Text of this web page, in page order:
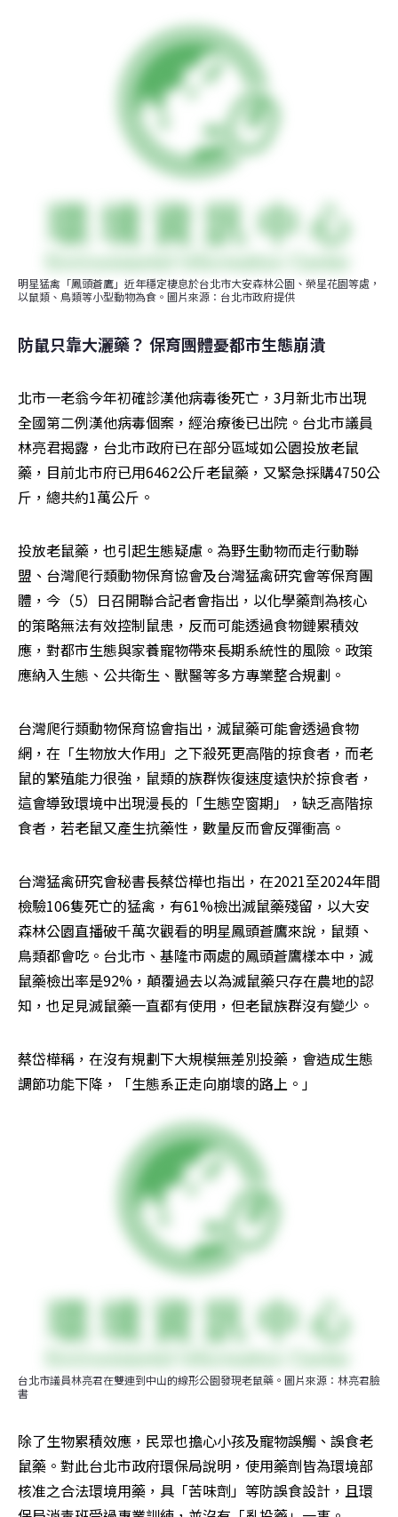
明星猛禽「鳳頭蒼鷹」近年穩定棲息於台北市大安森林公園、榮星花園等處，
以鼠類、鳥類等小型動物為食。圖片來源：台北市政府提供
防鼠只靠大灑藥？ 保育團體憂都市生態崩潰
北市一老翁今年初確診漢他病毒後死亡，3月新北市出現
全國第二例漢他病毒個案，經治療後已出院。台北市議員
林亮君揭露，台北市政府已在部分區域如公園投放老鼠
藥，目前北市府已用6462公斤老鼠藥，又緊急採購4750公
斤，總共約1萬公斤。
投放老鼠藥，也引起生態疑慮。為野生動物而走行動聯
盟、台灣爬行類動物保育協會及台灣猛禽研究會等保育團
體，今（5）日召開聯合記者會指出，以化學藥劑為核心
的策略無法有效控制鼠患，反而可能透過食物鏈累積效
應，對都市生態與家養寵物帶來長期系統性的風險。政策
應納入生態、公共衛生、獸醫等多方專業整合規劃。
台灣爬行類動物保育協會指出，滅鼠藥可能會透過食物
網，在「生物放大作用」之下殺死更高階的掠食者，而老
鼠的繁殖能力很強，鼠類的族群恢復速度遠快於掠食者，
這會導致環境中出現漫長的「生態空窗期」，缺乏高階掠
食者，若老鼠又產生抗藥性，數量反而會反彈衝高。
台灣猛禽研究會秘書長蔡岱樺也指出，在2021至2024年間
檢驗106隻死亡的猛禽，有61%檢出滅鼠藥殘留，以大安
森林公園直播破千萬次觀看的明星鳳頭蒼鷹來說，鼠類、
鳥類都會吃。台北市、基隆市兩處的鳳頭蒼鷹樣本中，滅
鼠藥檢出率是92%，顛覆過去以為滅鼠藥只存在農地的認
知，也足見滅鼠藥一直都有使用，但老鼠族群沒有變少。
蔡岱樺稱，在沒有規劃下大規模無差別投藥，會造成生態
調節功能下降，「生態系正走向崩壞的路上。」
台北市議員林亮君在雙連到中山的線形公園發現老鼠藥。圖片來源：林亮君臉
書
除了生物累積效應，民眾也擔心小孩及寵物誤觸、誤食老
鼠藥。對此台北市政府環保局說明，使用藥劑皆為環境部
核准之合法環境用藥，具「苦味劑」等防誤食設計，且環